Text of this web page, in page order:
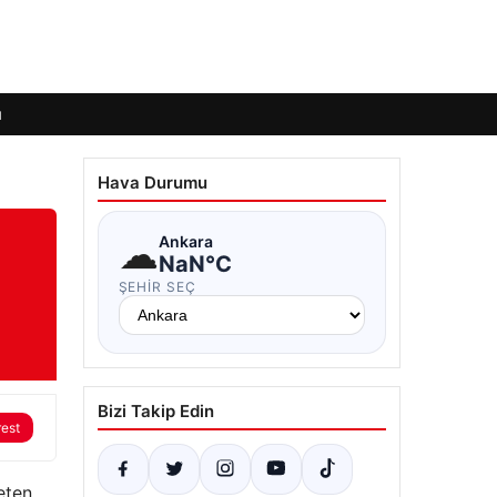
Hava Durumu
☁Ankara
NaN°C
ŞEHIR SEÇ
Bizi Takip Edin